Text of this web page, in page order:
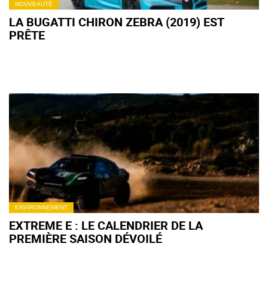
NOUVEAUTÉ
LA BUGATTI CHIRON ZEBRA (2019) EST
PRÊTE
ENVIRONNEMENT
EXTREME E : LE CALENDRIER DE LA
PREMIÈRE SAISON DÉVOILÉ